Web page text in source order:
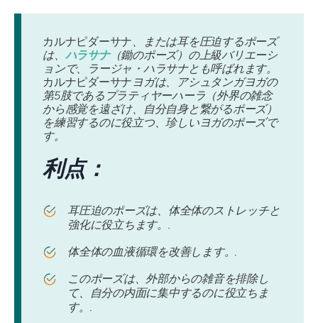
カルナピダーサナ、または耳を圧迫するポーズ
は、 ハラサナ（鋤のポーズ）の上級バリエーシ
ョンで、ラージャ・ハラサナとも呼ばれます。
カルナピダーサナヨガは、アシュタンガヨガの
第5肢であるプラティヤーハーラ（外界の雑念
から感覚を遠ざけ、自分自身と繋がるポーズ）
を練習するのに役立つ、珍しいヨガのポーズで
す。
利点：
耳圧迫のポーズは、体全体のストレッチと
強化に役立ちます。.
体全体の血液循環を改善します。.
このポーズは、外部からの雑音を排除し
て、自分の内面に集中するのに役立ちま
す。.